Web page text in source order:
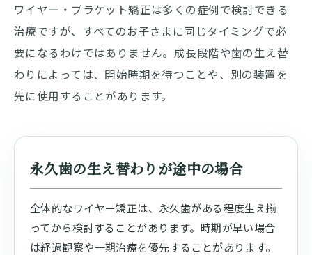
ワイヤー・ブラケット矯正は多くの症例で検討できる
治療ですが、すべてのお子さまに同じタイミングで必
要になるわけではありません。成長段階や歯の生え替
わりによっては、開始時期を待つことや、別の装置を
先に使用することがあります。
永久歯の生え替わりが途中の場合
全体的なワイヤー矯正は、永久歯がある程度生え揃
ってから検討することがあります。時期が早い場合
は経過観察や一期治療を優先することがあります。